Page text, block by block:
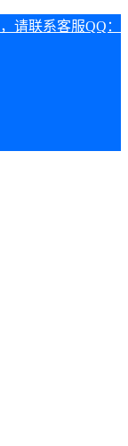
请联系客服QQ：